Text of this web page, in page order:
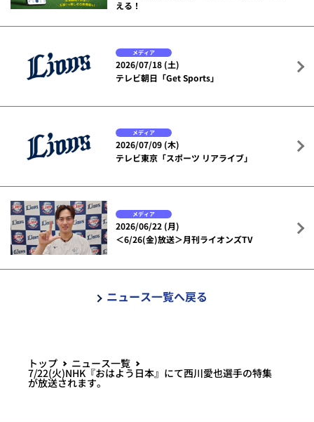
える！
メディア
2026/07/18 (土)
テレビ朝日「Get Sports」
メディア
2026/07/09 (木)
テレビ東京「スポーツ リアライブ」
メディア
2026/06/22 (月)
＜6/26(金)放送＞月刊ライオンズTV
ニュース一覧へ戻る
トップ ニュース一覧
7/22(火)NHK『おはよう日本』にて西川愛也選手の特集
が放送されます。